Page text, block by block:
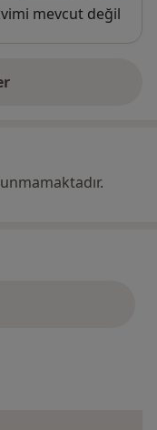
mevcut değil